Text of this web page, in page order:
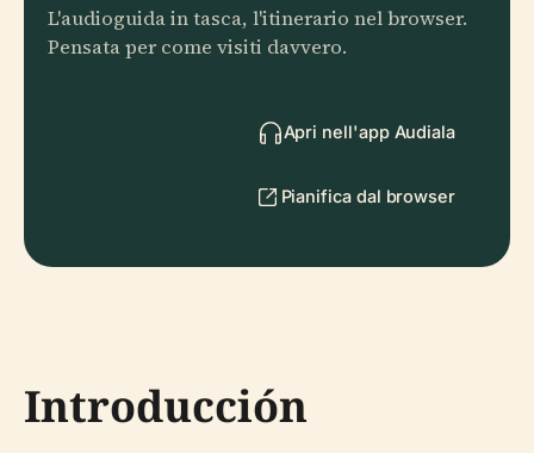
L'audioguida in tasca, l'itinerario nel browser.
Pensata per come visiti davvero.
Apri nell'app Audiala
Pianifica dal browser
Introducción